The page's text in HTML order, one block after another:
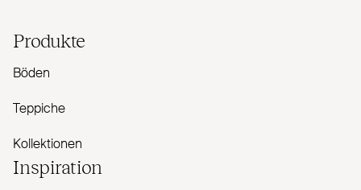
Produkte
Böden
Teppiche
Kollektionen
Inspiration